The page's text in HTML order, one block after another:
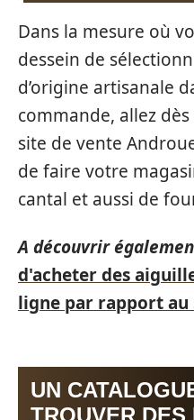
Dans la mesure où
dessein de
d’origine artisanale
commande, allez
site de vente
de faire votre
cantal et aussi de
A découvrir
d'acheter des
ligne par rapport au
UN
TROUVER DES